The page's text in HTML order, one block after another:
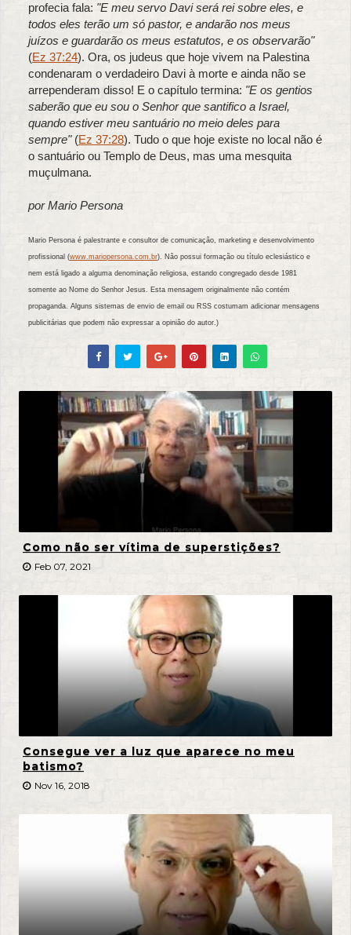
profecia fala: "E meu servo Davi será rei sobre eles, e
todos eles terão um só pastor, e andarão nos meus
juízos e guardarão os meus estatutos, e os observarão"
(Ez 37:24). Ora, os judeus que hoje vivem na Palestina
condenaram o verdadeiro Davi à morte e ainda não se
arrependeram disso! E o capítulo termina: "E os gentios
saberão que eu sou o Senhor que santifico a Israel,
quando estiver meu santuário no meio deles para
sempre" (Ez 37:28). Tudo o que hoje existe no local não é
o santuário ou Templo de Deus, mas uma mesquita
muçulmana.
por Mario Persona
Mario Persona é palestrante e consultor de comunicação, marketing e desenvolvimento
profissional (www.mariopersona.com.br). Não possui formação ou título eclesiástico e
nem está ligado a alguma denominação religiosa, estando congregado desde 1981
somente ao Nome do Senhor Jesus. Esta mensagem originalmente não contém
propaganda. Alguns sistemas de envio de email ou RSS costumam adicionar mensagens
publicitárias que podem não expressar a opinião do autor.)
Como não ser vítima de superstições?
Feb 07, 2021
Consegue ver a luz que aparece no meu
batismo?
Nov 16, 2018